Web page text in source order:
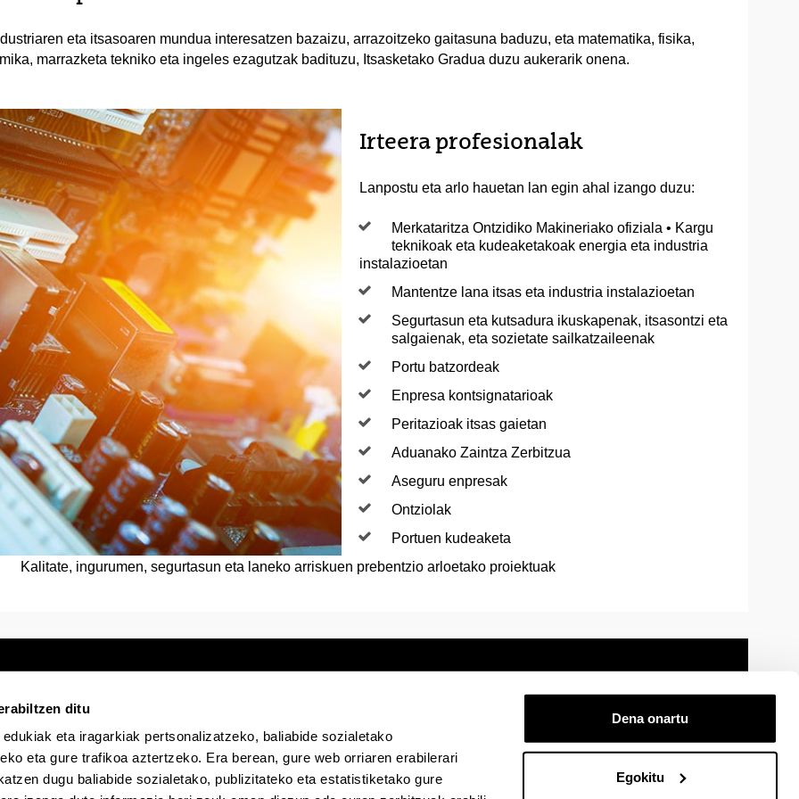
ditu
eta iragarkiak pertsonalizatzeko, baliabide sozialetako
eta gure trafikoa aztertzeko. Era berean, gure web orriaren erabilerari
dugu baliabide sozialetako, publizitateko eta estatistiketako gure
Dena onartu
Egokitu
eta itsasoaren mundua interesatzen bazaizu, arrazoitzeko gaitasuna baduzu, eta matematika, fisika,
marrazketa tekniko eta ingeles ezagutzak badituzu, Itsasketako Gradua duzu aukerarik onena.
Irteera profesionalak
Lanpostu eta arlo hauetan lan egin ahal izango duzu:
Merkataritza Ontzidiko Makineriako ofiziala • Kargu
teknikoak eta kudeaketakoak energia eta industria
instalazioetan
Mantentze lana itsas eta industria instalazioetan
Segurtasun eta kutsadura ikuskapenak, itsasontzi eta
salgaienak, eta sozietate sailkatzaileenak
Portu batzordeak
Enpresa kontsignatarioak
Peritazioak itsas gaietan
Aduanako Zaintza Zerbitzua
Aseguru enpresak
Ontziolak
Portuen kudeaketa
Kalitate, ingurumen, segurtasun eta laneko arriskuen prebentzio arloetako proiektuak
Egoitza elektronikoa Irisgarritasuna Lege oharra Laguntza Kontaktua